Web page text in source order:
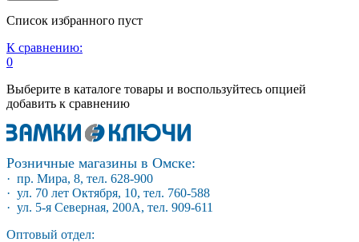
Список избранного пуст
К сравнению:
0
Выберите в каталоге товары и воспользуйтесь опцией
добавить к сравнению
Розничные магазины в Омске:
· пр. Мира, 8, тел. 628-900
· ул. 70 лет Октября, 10, тел. 760-588
· ул. 5-я Северная, 200А, тел. 909-611
Оптовый отдел: